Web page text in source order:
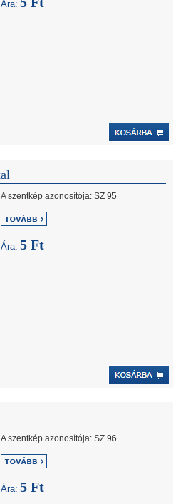
Ára:
A szentkép azonosítója: SZ 95
Ára: 5 Ft
A szentkép azonosítója: SZ 96
Ára: 5 Ft